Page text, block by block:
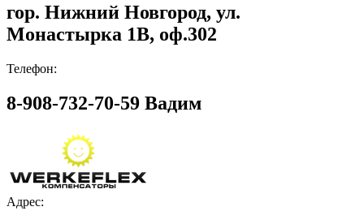
гор. Нижний Новгород, ул.
Монастырка 1В, оф.302
Телефон:
8-908-732-70-59 Вадим
Адрес: